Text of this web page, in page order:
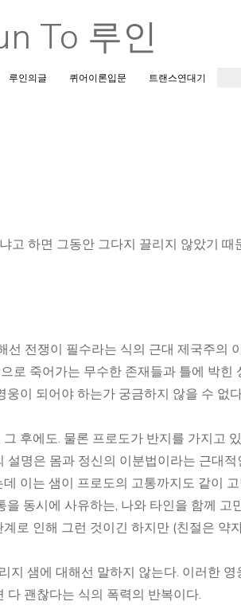
Skip
to
content
To 루인
루인의글 퀴어이론입문 트랜스연대기
고 하면 그동안 그다지 끌리지 않았기 때
전쟁이 필수라는 식의 근대 제국주의
로 죽어가는 무수한 존재들과 틀에 박힌
이 되어야 하는가 궁금하지 않을 수 없
후에도. 물론 프로도가 반지를 가지고
명은 몸과 정신의 이분법이라는 근대적
이는 샘이 프로도의 고통까지도 같이
동시에 사유하는, 나와 타인을 함께 고
로 인해 그런 것이긴 하지만 (친절은 약
지 샘에 대해선 말하지 않는다. 이러한 영
괜찮다는 식의 폭력의 반복이다.